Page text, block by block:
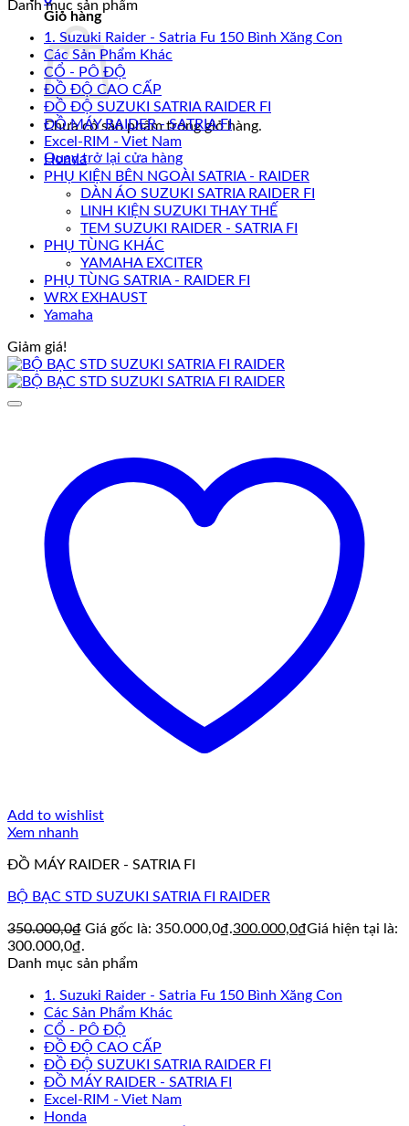
Giỏ hàng
Chưa có sản phẩm trong giỏ hàng.
Quay trở lại cửa hàng
Danh mục sản phẩm
1. Suzuki Raider - Satria Fu 150 Bình Xăng Con
Các Sản Phẩm Khác
CỔ - PÔ ĐỘ
ĐỒ ĐỘ CAO CẤP
ĐỒ ĐỘ SUZUKI SATRIA RAIDER FI
ĐỒ MÁY RAIDER - SATRIA FI
Excel-RIM - Viet Nam
Honda
PHỤ KIỆN BÊN NGOÀI SATRIA - RAIDER
DÀN ÁO SUZUKI SATRIA RAIDER FI
LINH KIỆN SUZUKI THAY THẾ
TEM SUZUKI RAIDER - SATRIA FI
PHỤ TÙNG KHÁC
YAMAHA EXCITER
PHỤ TÙNG SATRIA - RAIDER FI
WRX EXHAUST
Yamaha
Giảm giá!
Add to wishlist
Xem nhanh
ĐỒ MÁY RAIDER - SATRIA FI
BỘ BẠC STD SUZUKI SATRIA FI RAIDER
350.000,0₫ Giá gốc là: 350.000,0₫.300.000,0₫Giá hiện tại là:
300.000,0₫.
Danh mục sản phẩm
1. Suzuki Raider - Satria Fu 150 Bình Xăng Con
Các Sản Phẩm Khác
CỔ - PÔ ĐỘ
ĐỒ ĐỘ CAO CẤP
ĐỒ ĐỘ SUZUKI SATRIA RAIDER FI
ĐỒ MÁY RAIDER - SATRIA FI
Excel-RIM - Viet Nam
Honda